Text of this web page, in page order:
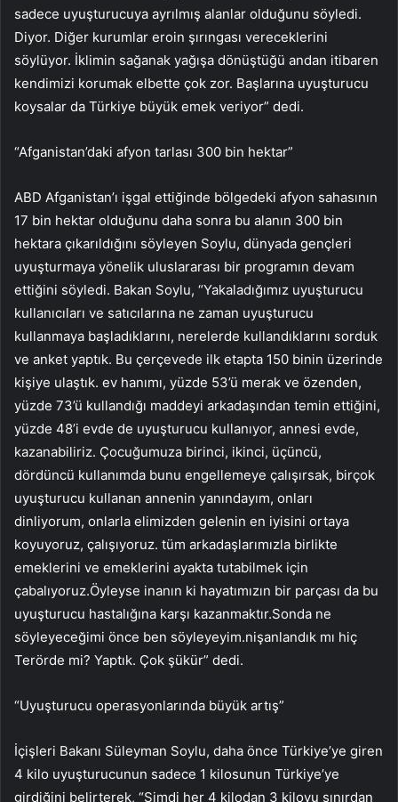
sadece uyuşturucuya ayrılmış alanlar olduğunu söyledi.
Diyor. Diğer kurumlar eroin şırıngası vereceklerini
söylüyor. İklimin sağanak yağışa dönüştüğü andan itibaren
kendimizi korumak elbette çok zor. Başlarına uyuşturucu
koysalar da Türkiye büyük emek veriyor” dedi.
“Afganistan’daki afyon tarlası 300 bin hektar”
ABD Afganistan’ı işgal ettiğinde bölgedeki afyon sahasının
17 bin hektar olduğunu daha sonra bu alanın 300 bin
hektara çıkarıldığını söyleyen Soylu, dünyada gençleri
uyuşturmaya yönelik uluslararası bir programın devam
ettiğini söyledi. Bakan Soylu, “Yakaladığımız uyuşturucu
kullanıcıları ve satıcılarına ne zaman uyuşturucu
kullanmaya başladıklarını, nerelerde kullandıklarını sorduk
ve anket yaptık. Bu çerçevede ilk etapta 150 binin üzerinde
kişiye ulaştık. ev hanımı, yüzde 53’ü merak ve özenden,
yüzde 73’ü kullandığı maddeyi arkadaşından temin ettiğini,
yüzde 48’i evde de uyuşturucu kullanıyor, annesi evde,
kazanabiliriz. Çocuğumuza birinci, ikinci, üçüncü,
dördüncü kullanımda bunu engellemeye çalışırsak, birçok
uyuşturucu kullanan annenin yanındayım, onları
dinliyorum, onlarla elimizden gelenin en iyisini ortaya
koyuyoruz, çalışıyoruz. tüm arkadaşlarımızla birlikte
emeklerini ve emeklerini ayakta tutabilmek için
çabalıyoruz.Öyleyse inanın ki hayatımızın bir parçası da bu
uyuşturucu hastalığına karşı kazanmaktır.Sonda ne
söyleyeceğimi önce ben söyleyeyim.nişanlandık mı hiç
Terörde mi? Yaptık. Çok şükür” dedi.
“Uyuşturucu operasyonlarında büyük artış”
İçişleri Bakanı Süleyman Soylu, daha önce Türkiye’ye giren
4 kilo uyuşturucunun sadece 1 kilosunun Türkiye’ye
girdiğini belirterek, “Şimdi her 4 kilodan 3 kiloyu sınırdan